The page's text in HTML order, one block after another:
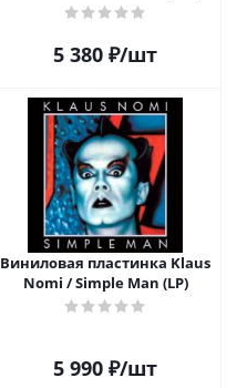
5 380 ₽/шт
Виниловая пластинка Klaus
Nomi / Simple Man (LP)
5 990 ₽/шт